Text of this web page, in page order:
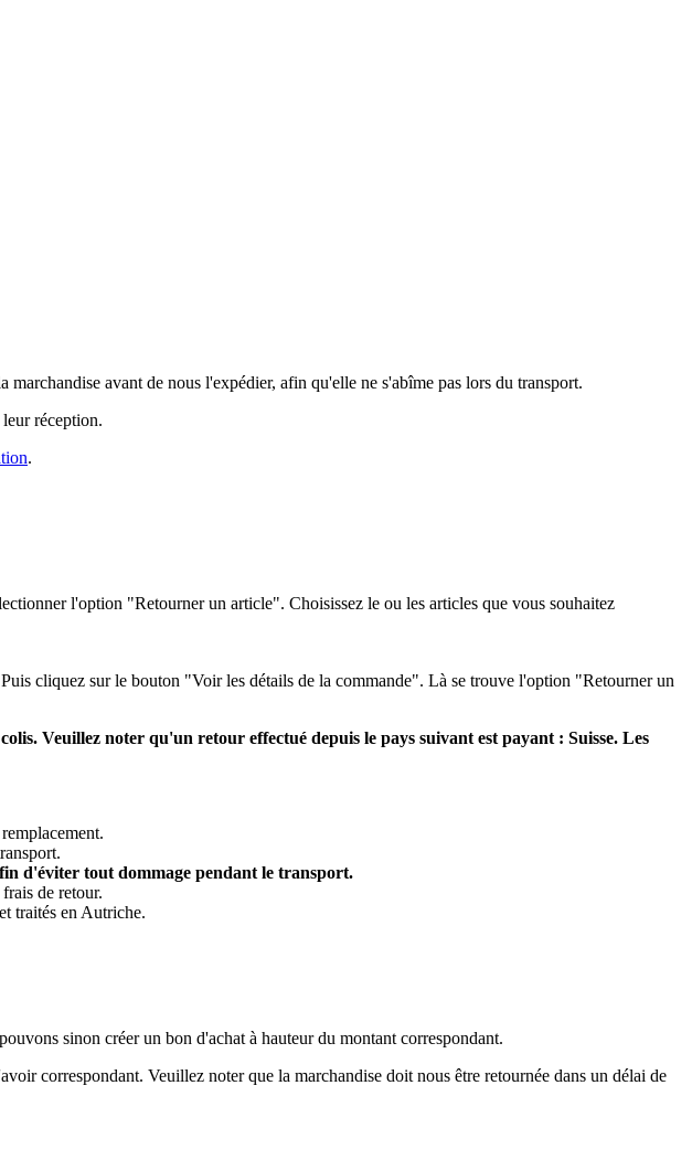
avant de nous l'expédier, afin qu'elle ne s'abîme pas lors du transport.
leur réception.
.
l'option "Retourner un article". Choisissez le ou les articles que vous souhaitez
cliquez sur le bouton "Voir les détails de la commande". Là se trouve l'option "Retourner un
Veuillez noter qu'un retour effectué depuis le pays suivant est payant : Suisse. Les
d'éviter tout dommage pendant le transport.
de retour.
traités en Autriche.
sinon créer un bon d'achat à hauteur du montant correspondant.
correspondant. Veuillez noter que la marchandise doit nous être retournée dans un délai de